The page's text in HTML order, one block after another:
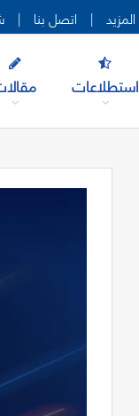
| اتصل بنا |
استطلاعات